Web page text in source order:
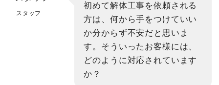
スタッフ
初めて解体工事を依頼される
方は、何から手をつけていい
か分からず不安だと思いま
す。そういったお客様には、
どのように対応されています
か？